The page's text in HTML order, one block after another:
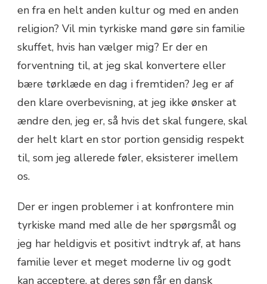
en fra en helt anden kultur og med en anden
religion? Vil min tyrkiske mand gøre sin familie
skuffet, hvis han vælger mig? Er der en
forventning til, at jeg skal konvertere eller
bære tørklæde en dag i fremtiden? Jeg er af
den klare overbevisning, at jeg ikke ønsker at
ændre den, jeg er, så hvis det skal fungere, skal
der helt klart en stor portion gensidig respekt
til, som jeg allerede føler, eksisterer imellem
os.
Der er ingen problemer i at konfrontere min
tyrkiske mand med alle de her spørgsmål og
jeg har heldigvis et positivt indtryk af, at hans
familie lever et meget moderne liv og godt
kan acceptere, at deres søn får en dansk